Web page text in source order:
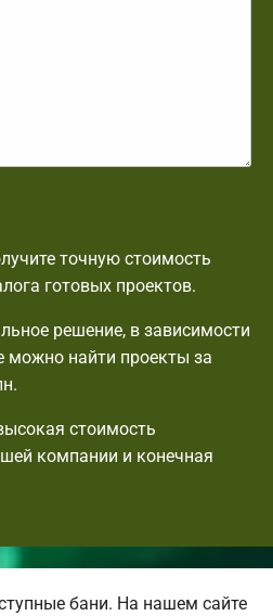
точную стоимость
готовых проектов.
решение, в зависимости
можно найти проекты за
стоимость
компании и конечная
бани. На нашем сайте